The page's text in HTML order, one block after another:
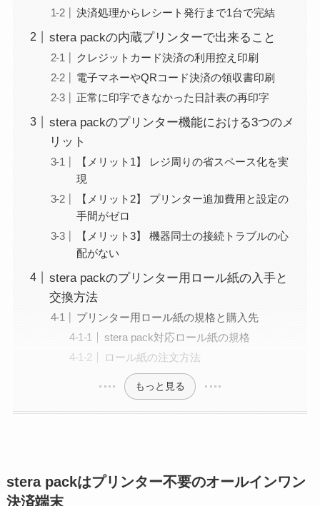
決済処理からレシート発行まで1台で完結
stera packの内蔵プリンターで出来ること
クレジットカード決済の利用控え印刷
電子マネーやQRコード決済の領収書印刷
正常に印字できなかった日計表の再印字
stera packのプリンター機能における3つのメ
リット
【メリット1】 レジ周りの省スペース化を実
現
【メリット2】 プリンター追加費用と設定の
手間がゼロ
【メリット3】 機器同士の接続トラブルの心
配がない
stera packのプリンター用ロール紙の入手と
交換方法
プリンター用ロール紙の規格と購入先
stera pack対応ロール紙の規格
ロール紙の注文方法
もっと見る
stera packはプリンター不要のオールインワン
決済端末